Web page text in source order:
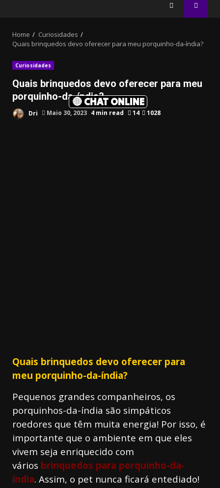
🔴 CHAT ONLINE
Home
Curiosidades
Quais brinquedos devo oferecer para meu porquinho-da-índia?
Curiosidades
Quais brinquedos devo oferecer para meu
porquinho-da-índia?
Dri Maio 30, 2023 4 min read 14 1028
Quais brinquedos devo oferecer para
meu porquinho-da-índia?
Pequenos grandes companheiros, os
porquinhos-da-índia são simpáticos
roedores que têm muita energia! Por isso, é
importante que o ambiente em que eles
vivem seja enriquecido com
vários brinquedos para porquinho-da-
índia. Assim, o pet nunca ficará entediado!